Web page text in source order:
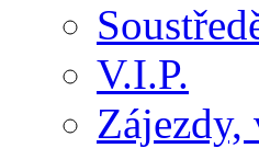
V.I.P.